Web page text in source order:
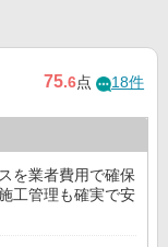
75.6点 18件
を業者費用で確保
工管理も確実で安